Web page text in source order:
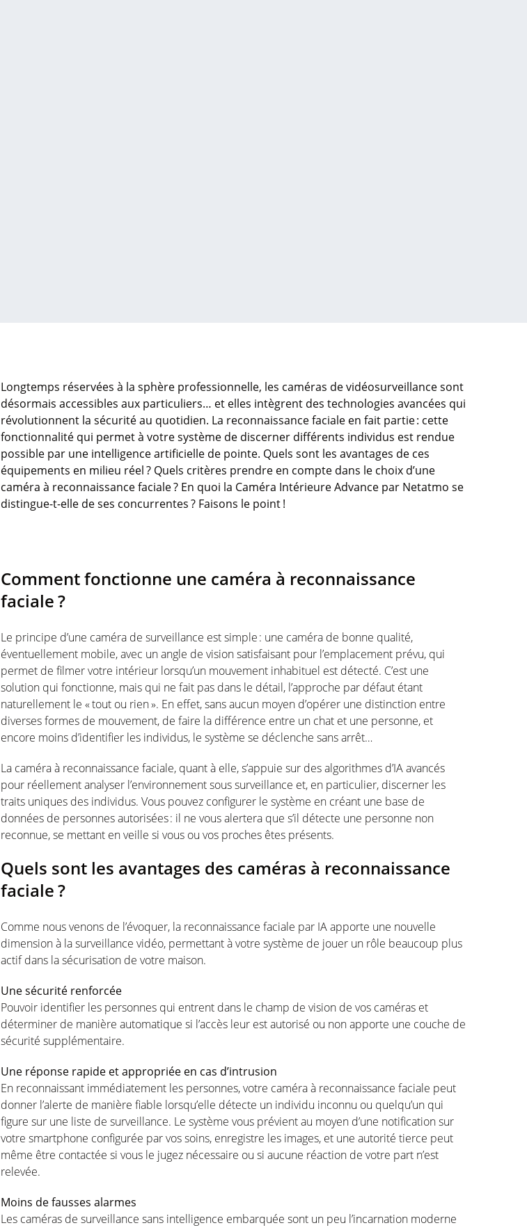
Longtemps réservées à la sphère professionnelle, les caméras devidéosurveillancesont
désormais accessibles aux particuliers… et elles intègrent des technologies avancées qui
révolutionnent la sécuritéau quotidien. La reconnaissancefaciale en fait partie: cette
fonctionnalité qui permetà votresystème de discerner différents individus est rendue
possible par une intelligenceartificielle de pointe. Quels sont les avantages de ces
équipements en milieu réel? Quels critères prendre en compte dans le choix d’une
caméra à reconnaissancefaciale? En quoi la Caméra IntérieureAdvance par Netatmo se
distingue-t-elle deses concurrentes? Faisons le point !
Commentfonctionne une caméra à reconnaissance
faciale?
Le principe d’une caméra de surveillance estsimple : une caméra de bonne qualité,
éventuellement mobile, avec un angle de visionsatisfaisant pour l’emplacement prévu, qui
permet de filmervotre intérieur lorsqu’un mouvement inhabituel est détecté. C’est une
solution qui fonctionne, mais qui ne fait pas dans le détail, l’approche par défaut étant
naturellement le « tout ou rien ». En effet, sansaucun moyen d’opérer une distinction entre
diversesformes de mouvement, de faire la différence entre un chat et une personne, et
encore moins d’identifier les individus, le système se déclenche sansarrêt…
La caméraà reconnaissance faciale, quant à elle,s’appuie sur desalgorithmes d’IAavancés
pour réellementanalyser l’environnementsous surveillance et, en particulier, discerner les
traits uniques des individus. Vous pouvez configurer le système en créant une base de
données de personnesautorisées: il ne vousalertera que s’il détecte une personne non
reconnue, se mettant enveille si vous ou vos proches êtes présents.
Quels sont les avantages des caméras à reconnaissance
faciale?
Comme nousvenons de l’évoquer, la reconnaissance faciale par IAapporte une nouvelle
dimension à la surveillance vidéo, permettantàvotre système de jouer un rôle beaucoup plus
actifdans lasécurisation de votre maison.
Unesécurité renforcée
Pouvoir identifier les personnes qui entrent dans le champ de vision de vos caméras et
déterminer de manière automatique si l’accès leur estautorisé ou nonapporte une couche de
sécurité supplémentaire.
Une réponse rapide etappropriée en cas d’intrusion
En reconnaissant immédiatement les personnes,votre caméraà reconnaissance faciale peut
donner l’alerte de manière fiable lorsqu’elle détecte un individu inconnu ou quelqu’un qui
figure sur une liste de surveillance. Le système vous prévientau moyen d’une notification sur
votre smartphone configurée parvossoins, enregistre les images, et une autorité tierce peut
même être contactée si vous le jugez nécessaire ou si aucune réaction de votre part n’est
relevée.
Moins defausses alarmes
Les caméras de surveillance sans intelligence embarquée sont un peu l’incarnation moderne